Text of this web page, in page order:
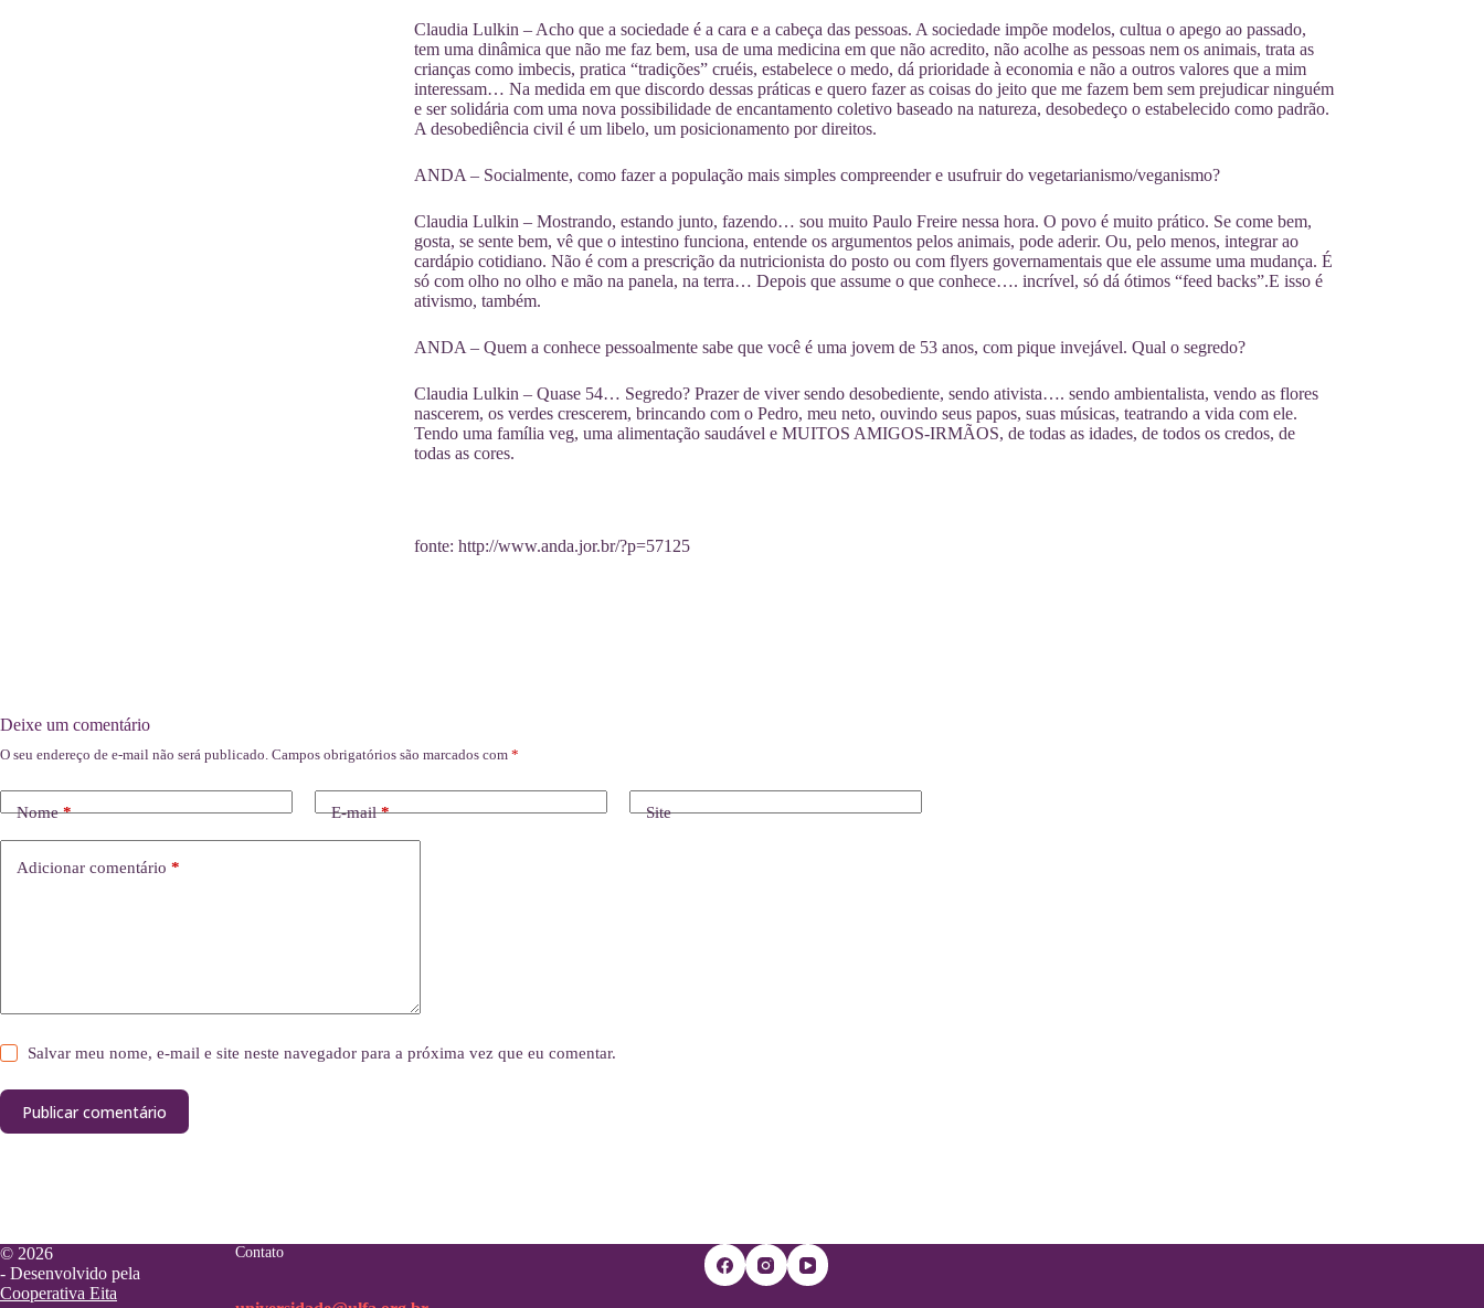
Claudia Lulkin – Acho que a sociedade é a cara e a cabeça das pessoas. A sociedade impõe modelos, cultua o apego ao passado,
tem uma dinâmica que não me faz bem, usa de uma medicina em que não acredito, não acolhe as pessoas nem os animais, trata as
crianças como imbecis, pratica “tradições” cruéis, estabelece o medo, dá prioridade à economia e não a outros valores que a mim
interessam… Na medida em que discordo dessas práticas e quero fazer as coisas do jeito que me fazem bem sem prejudicar ninguém
e ser solidária com uma nova possibilidade de encantamento coletivo baseado na natureza, desobedeço o estabelecido como padrão.
A desobediência civil é um libelo, um posicionamento por direitos.
ANDA – Socialmente, como fazer a população mais simples compreender e usufruir do vegetarianismo/veganismo?
Claudia Lulkin – Mostrando, estando junto, fazendo… sou muito Paulo Freire nessa hora. O povo é muito prático. Se come bem,
gosta, se sente bem, vê que o intestino funciona, entende os argumentos pelos animais, pode aderir. Ou, pelo menos, integrar ao
cardápio cotidiano. Não é com a prescrição da nutricionista do posto ou com flyers governamentais que ele assume uma mudança. É
só com olho no olho e mão na panela, na terra… Depois que assume o que conhece…. incrível, só dá ótimos “feed backs”.E isso é
ativismo, também.
ANDA – Quem a conhece pessoalmente sabe que você é uma jovem de 53 anos, com pique invejável. Qual o segredo?
Claudia Lulkin – Quase 54… Segredo? Prazer de viver sendo desobediente, sendo ativista…. sendo ambientalista, vendo as flores
nascerem, os verdes crescerem, brincando com o Pedro, meu neto, ouvindo seus papos, suas músicas, teatrando a vida com ele.
Tendo uma família veg, uma alimentação saudável e MUITOS AMIGOS-IRMÃOS, de todas as idades, de todos os credos, de
todas as cores.
fonte: http://www.anda.jor.br/?p=57125
Deixe um comentário
O seu endereço de e-mail não será publicado. Campos obrigatórios são marcados com *
Nome* E-mail* Site
Adicionar comentário *
Salvar meu nome, e-mail e site neste navegador para a próxima vez que eu comentar.
Publicar comentário
© 2026
- Desenvolvido pela
Cooperativa Eita
Contato